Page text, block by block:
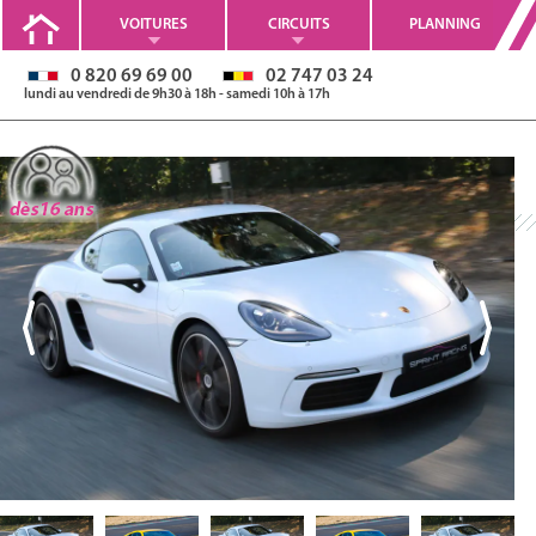
VOITURES CIRCUITS PLANNING
0 820 69 69 00 02 747 03 24
lundi au vendredi de 9h30 à 18h - samedi 10h à 17h